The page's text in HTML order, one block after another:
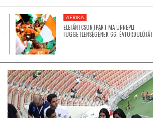
ÁZSIA
LATIN-AMERIKA
AFRIKA
ELEFÁNTCSONTPART MA ÜNNEPLI
FÜGGETLENSÉGÉNEK 66. ÉVFORDULÓJÁT